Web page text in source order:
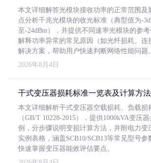
本文详细解答光模块接收功率的正常范围及
点分析千兆光模块的收光标准（典型值为-
至-24dBm），并提供不同速率光模块的参
解释功率异常的常见原因（如光纤损耗、连
解决方案，帮助用户快速判断网络性能问题。
2026年8月4日
干式变压器损耗标准一览表及计算方法
本文详细解析干式变压器空载损耗、负载损
（GB/T 10228-2015），提供1000kVA变压
例，分步骤说明变损计算方法，并附电力变
实例表格，涵盖SCB10/SCB13等常见型号参
快速掌握变压器能效评估要点。